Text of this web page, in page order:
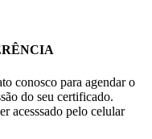
conosco para agendar o
do seu certificado.
acesssado pelo celular